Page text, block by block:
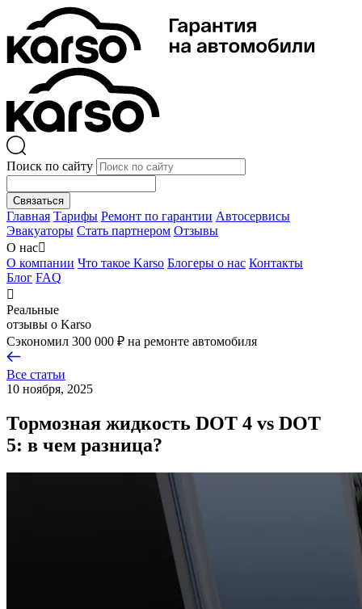
Поиск по сайту
Связаться
Главная Тарифы Ремонт по гарантии Автосервисы
Эвакуаторы Стать партнером Отзывы
О нас
О компании Что такое Karso Блогеры о нас Контакты
Блог FAQ

Реальные
отзывы о Karso
Сэкономил 300 000 ₽ на ремонте автомобиля
Все статьи
10 ноября, 2025
Тормозная жидкость DOT 4 vs DOT
5: в чем разница?